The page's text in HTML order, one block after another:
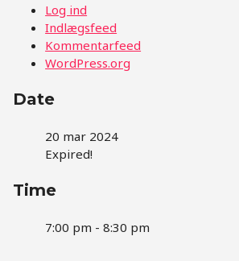
Log ind
Indlægsfeed
Kommentarfeed
WordPress.org
Date
20 mar 2024
Expired!
Time
7:00 pm - 8:30 pm